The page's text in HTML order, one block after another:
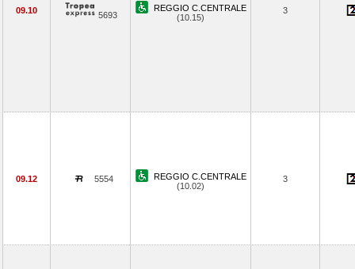
09.10 5693
REGGIO C.CENTRALE
(10.15)
3
09.12 5554
REGGIO C.CENTRALE
(10.02)
3